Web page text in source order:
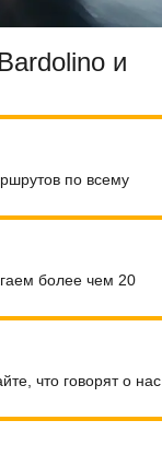
и
по всему
более чем 20
что говорят о нас